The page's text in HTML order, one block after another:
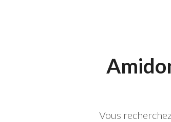
Vous